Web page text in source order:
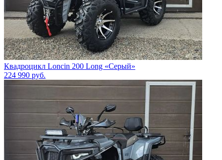
Квадроцикл Loncin 200 Long «Серый»
224 990 руб.